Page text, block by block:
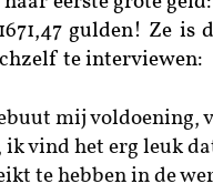
gulden! Ze is
te interviewen:
mij voldoening,
ik vind het erg leuk
te hebben in de